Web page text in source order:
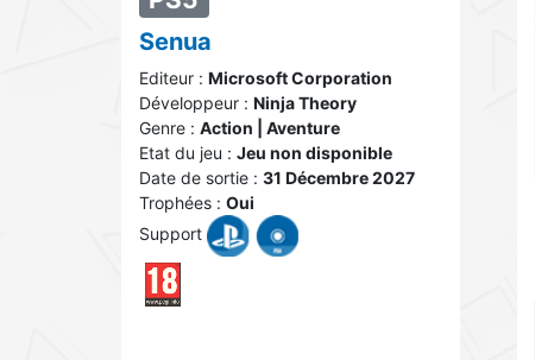
Senua
Editeur : Microsoft Corporation
Développeur : Ninja Theory
Genre : Action | Aventure
Etat du jeu : Jeu non disponible
Date de sortie : 31 Décembre 2027
Trophées : Oui
Support